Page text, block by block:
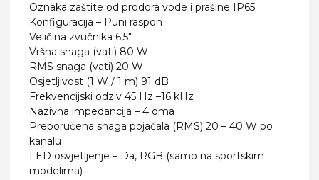
Oznaka zaštite od prodora vode i prašine IP65
Konfiguracija – Puni raspon
Veličina zvučnika 6,5″
Vršna snaga (vati) 80 W
RMS snaga (vati) 20 W
Osjetljivost (1 W / 1 m) 91 dB
Frekvencijski odziv 45 Hz –16 kHz
Nazivna impedancija – 4 oma
Preporučena snaga pojačala (RMS) 20 – 40 W po
kanalu
LED osvjetljenje – Da, RGB (samo na sportskim
modelima)